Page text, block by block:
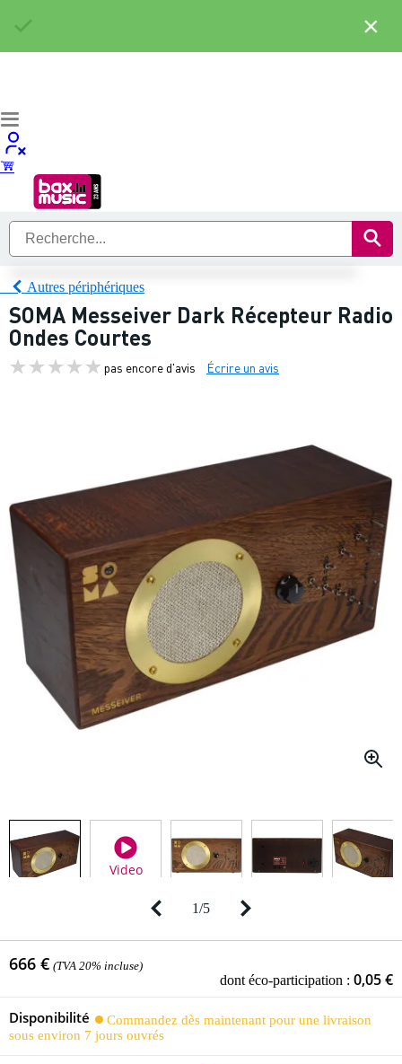
Autres périphériques
SOMA Messeiver Dark Récepteur Radio
Ondes Courtes
pas encore d'avis Écrire un avis
Video
1/5
666 € (TVA 20% incluse)
dont éco-participation : 0,05 €
Disponibilité
Commandez dès maintenant pour une livraison
sous environ 7 jours ouvrés
×